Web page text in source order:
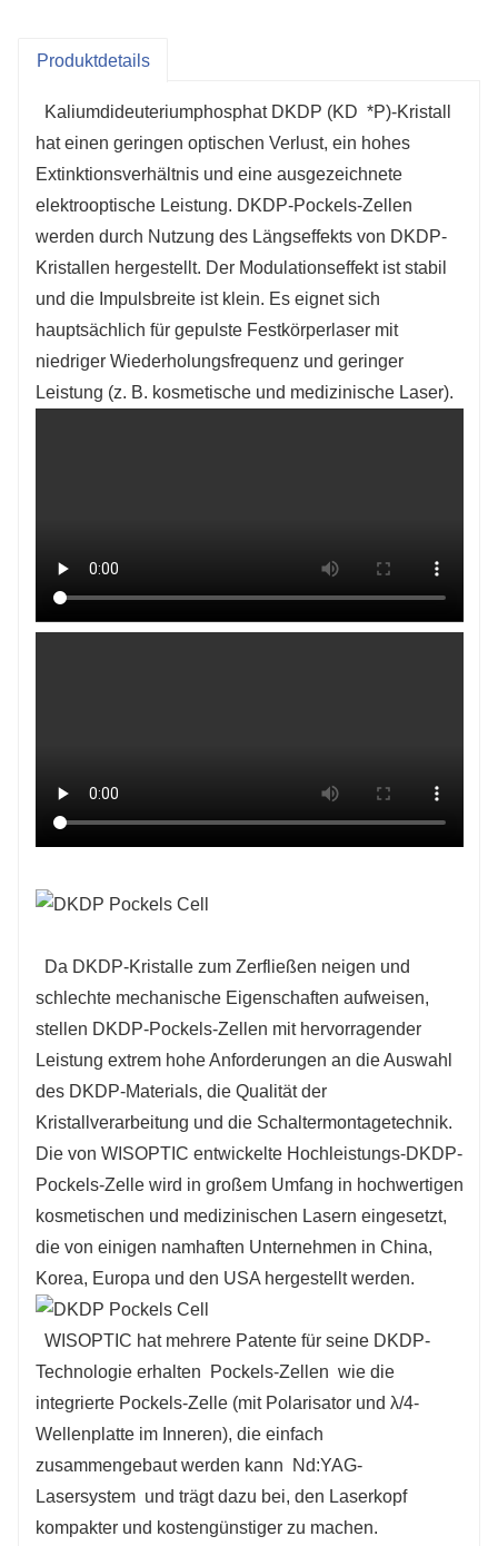
Produktdetails
Kaliumdideuteriumphosphat DKDP (KD *P)-Kristall
hat einen geringen optischen Verlust, ein hohes
Extinktionsverhältnis und eine ausgezeichnete
elektrooptische Leistung. DKDP-Pockels-Zellen
werden durch Nutzung des Längseffekts von DKDP-
Kristallen hergestellt. Der Modulationseffekt ist stabil
und die Impulsbreite ist klein. Es eignet sich
hauptsächlich für gepulste Festkörperlaser mit
niedriger Wiederholungsfrequenz und geringer
Leistung (z. B. kosmetische und medizinische Laser).
Da DKDP-Kristalle zum Zerfließen neigen und
schlechte mechanische Eigenschaften aufweisen,
stellen DKDP-Pockels-Zellen mit hervorragender
Leistung extrem hohe Anforderungen an die Auswahl
des DKDP-Materials, die Qualität der
Kristallverarbeitung und die Schaltermontagetechnik.
Die von WISOPTIC entwickelte Hochleistungs-DKDP-
Pockels-Zelle wird in großem Umfang in hochwertigen
kosmetischen und medizinischen Lasern eingesetzt,
die von einigen namhaften Unternehmen in China,
Korea, Europa und den USA hergestellt werden.
WISOPTIC hat mehrere Patente für seine DKDP-
Technologie erhalten
Pockels-Zellen wie die
integrierte Pockels-Zelle (mit Polarisator und λ/4-
Wellenplatte im Inneren), die einfach
zusammengebaut werden kann
Nd:YAG-
Lasersystem und trägt dazu bei, den Laserkopf
kompakter und kostengünstiger zu machen.